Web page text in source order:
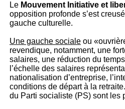
Le Mouvement Initiative et
opposition profonde s’est
gauche culturelle.
Une gauche sociale ou
revendique, notamment, une
salaires, une réduction du
l’échelle des salaires
nationalisation d’entreprise,
conditions de départ à la
du Parti socialiste (PS) sont les